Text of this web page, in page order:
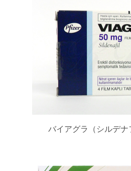
バイアグラ（シルデナ